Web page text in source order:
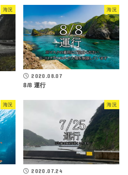
海況 海況
2020.08.07
8/8 運行
海況 海況
2020.07.24